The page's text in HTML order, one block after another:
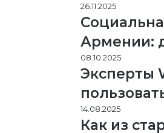
26.11.2025
Армении:
08.10.2025
Эксперты
14.08.2025
Как из